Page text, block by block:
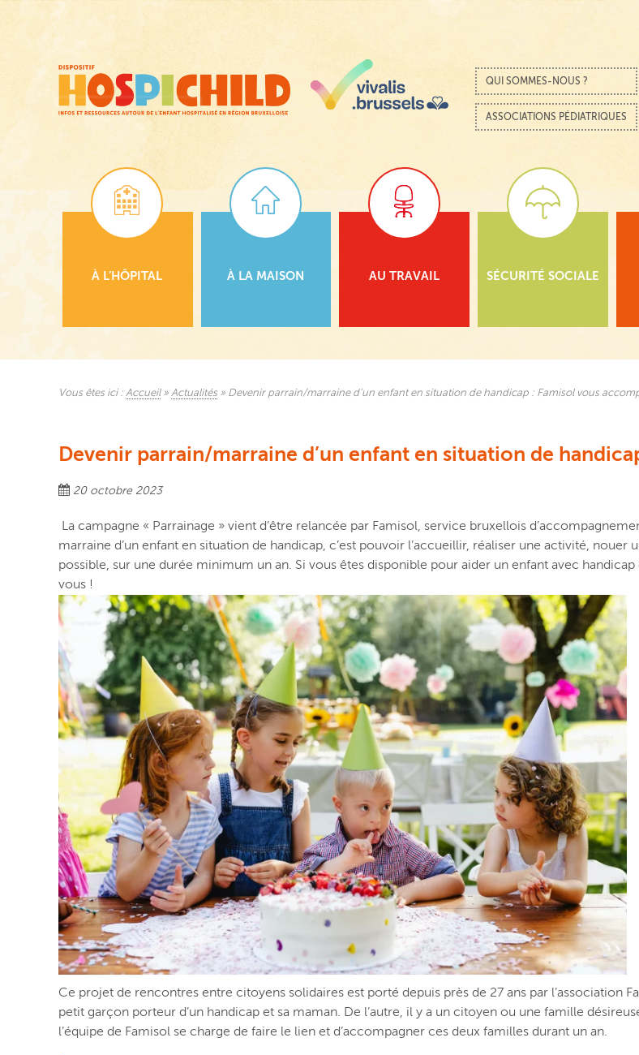
principal
Menu
Passer au contenu
QUI SOMMES-NOUS ?
ASSOCIATIONS PÉDIATRIQUES
À L’HÔPITAL À LA MAISON AU TRAVAIL SÉCURITÉ SOCIALE
Vous êtes ici : Accueil» Actualités » Devenir parrain/marraine d’un enfant en situation de handicap : Famisol vous
Devenir parrain/marraine d’un enfant en situation de
20 octobre 2023
La campagne « Parrainage » vient d’être relancée par Famisol, service bruxellois
marraine d’un enfant en situation de handicap, c’est pouvoir l’accueillir, réaliser une activité, nouer
possible, sur une durée minimum un an. Si vous êtes disponible pour aider un enfant avec handicap
vous !
Ce projet de rencontres entre citoyens solidaires est porté depuis près de 27 ans par l’association
petit garçon porteur d’un handicap et sa maman. De l’autre, il y a un citoyen ou une famille
l’équipe de Famisol se charge de faire le lien et d’accompagner ces deux familles durant un an.